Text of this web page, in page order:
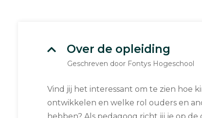
Over de opleiding
Geschreven door Fontys Hogeschool
Vind jij het interessant om te zien hoe
ontwikkelen en welke rol ouders en